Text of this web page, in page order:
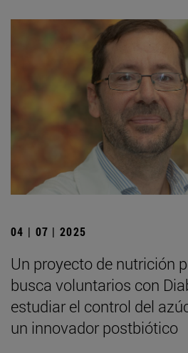
04 | 07 | 2025
Un proyecto de nutrición
busca voluntarios con
estudiar el control del
un innovador postbiótico